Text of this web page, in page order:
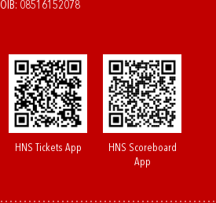
OIB: 08516152078
HNS Tickets App
HNS Scoreboard
App